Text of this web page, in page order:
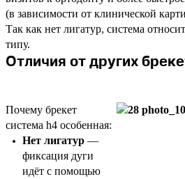
(в зависимости от клинической
Так как нет лигатур, система
типу.
Отличия от других
Почему брекет
система h4 особенная:
Нет лигатур —
фиксация дуги
идёт с помощью